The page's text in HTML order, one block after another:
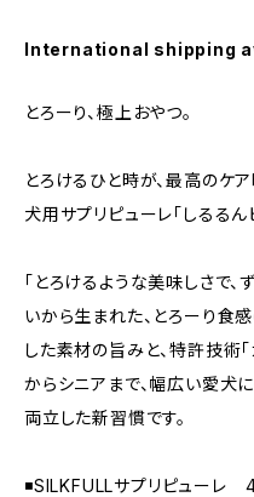
International shipping
とろーり、極上おやつ。
とろけるひと時が、最高のケ
犬用サプリピューレ「しるるん
「とろけるような美味しさで、
いから生まれた、とろーり食
した素材の旨みと、特許技術
からシニアまで、幅広い愛犬
両立した新習慣です。
◾️SILKFULLサプリピューレ